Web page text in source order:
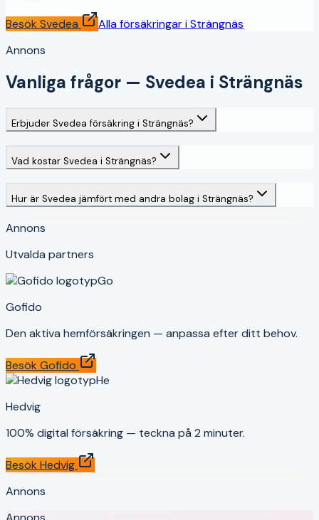
Besök Svedea Alla försäkringar iSträngnäs
Annons
Vanliga frågor — Svedea i Strängnäs
Erbjuder Svedea försäkring i Strängnäs?
Vad kostar Svedea i Strängnäs?
Hur är Svedea jämfört med andra bolag i Strängnäs?
Annons
Utvalda partners
Go
Gofido
Den aktiva hemförsäkringen — anpassa efter ditt behov.
Besök Gofido
He
Hedvig
100% digital försäkring — teckna på 2 minuter.
Besök Hedvig
Annons